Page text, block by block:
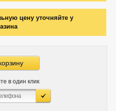
цену уточняйте у
в один клик